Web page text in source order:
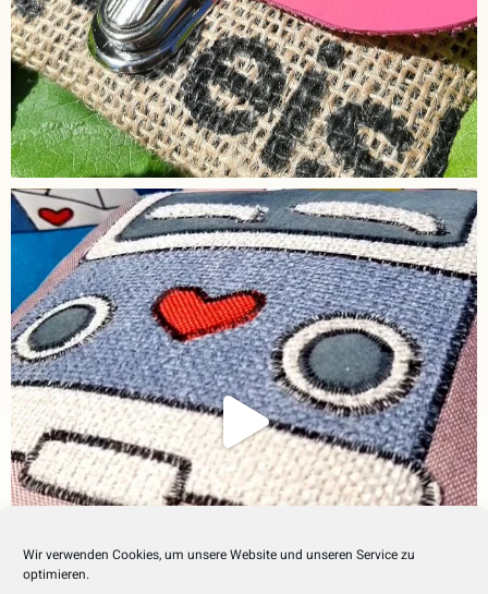
Wir verwenden Cookies, um unsere Website und unseren Service zu
optimieren.